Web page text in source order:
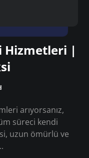
Hizmetleri |
arıyorsanız,
süreci kendi
uzun ömürlü ve